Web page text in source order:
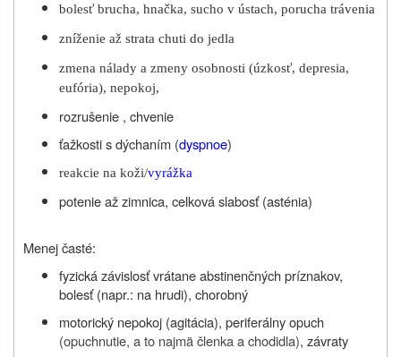
bolesť brucha, hnačka, sucho v ústach, porucha trávenia
zníženie až strata chuti do jedla
zmena nálady a zmeny osobnosti (úzkosť, depresia,
eufória), nepokoj,
rozrušenie , chvenie
ťažkosti s dýchaním (dyspnoe)
reakcie na koži/vyrážka
potenie až zimnica, celková slabosť (asténia)
Menej časté:
fyzická závislosť vrátane abstinenčných príznakov,
bolesť (napr.: na hrudi), chorobný
motorický nepokoj (agitácia), periferálny opuch
(opuchnutie, a to najmä členka a chodidla), závraty